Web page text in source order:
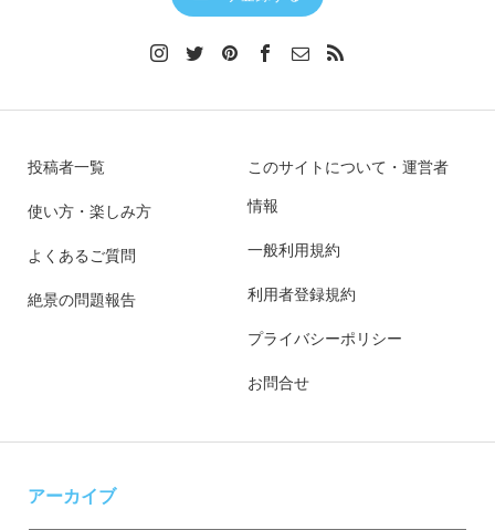
投稿者一覧
使い方・楽しみ方
よくあるご質問
絶景の問題報告
このサイトについて・運営者
情報
一般利用規約
利用者登録規約
プライバシーポリシー
お問合せ
アーカイブ